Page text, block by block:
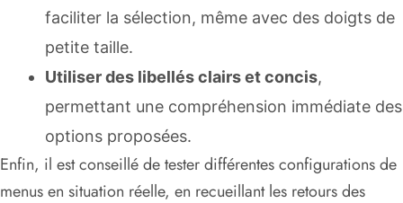
faciliter la sélection, même avec des doigts de
petite taille.
Utiliser des libellés clairs et concis,
permettant une compréhension immédiate des
options proposées.
Enfin, il est conseillé de tester différentes configurations de
menus en situation réelle, en recueillant les retours des